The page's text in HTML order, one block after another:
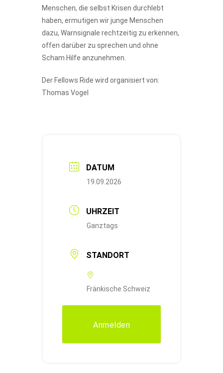
Menschen, die selbst Krisen durchlebt
haben, ermutigen wir junge Menschen
dazu, Warnsignale rechtzeitig zu erkennen,
offen darüber zu sprechen und ohne
Scham Hilfe anzunehmen.
Der Fellows Ride wird organisiert von:
Thomas Vogel
DATUM
19.09.2026
UHRZEIT
Ganztags
STANDORT
Fränkische Schweiz
Anmelden